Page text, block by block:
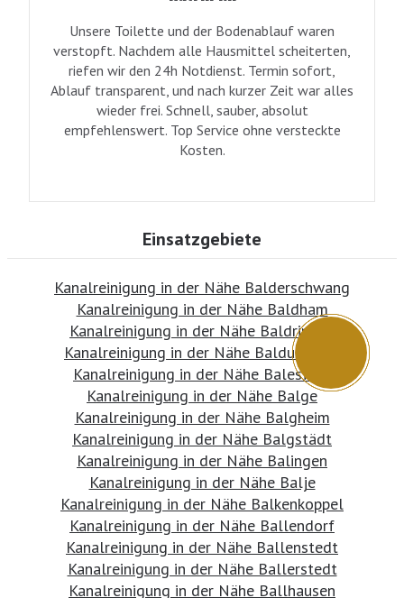
Unsere Toilette und der Bodenablauf waren
verstopft. Nachdem alle Hausmittel scheiterten,
riefen wir den 24h Notdienst. Termin sofort,
Ablauf transparent, und nach kurzer Zeit war alles
wieder frei. Schnell, sauber, absolut
empfehlenswert. Top Service ohne versteckte
Kosten.
Einsatzgebiete
Kanalreinigung in der Nähe Balderschwang
Kanalreinigung in der Nähe Baldham
Kanalreinigung in der Nähe Baldringen
Kanalreinigung in der Nähe Balduinstein
Kanalreinigung in der Nähe Balesfeld
Kanalreinigung in der Nähe Balge
Kanalreinigung in der Nähe Balgheim
Kanalreinigung in der Nähe Balgstädt
Kanalreinigung in der Nähe Balingen
Kanalreinigung in der Nähe Balje
Kanalreinigung in der Nähe Balkenkoppel
Kanalreinigung in der Nähe Ballendorf
Kanalreinigung in der Nähe Ballenstedt
Kanalreinigung in der Nähe Ballerstedt
Kanalreinigung in der Nähe Ballhausen